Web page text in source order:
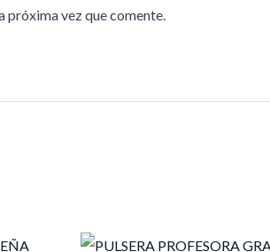
próxima vez que comente.